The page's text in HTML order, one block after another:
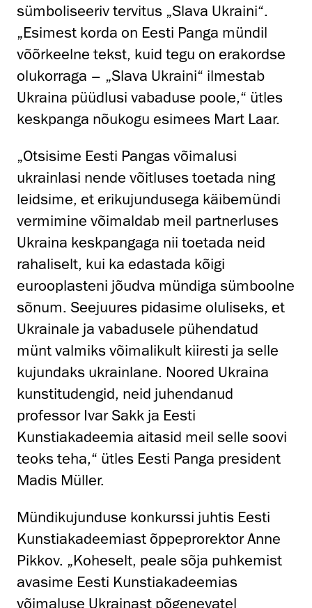
sümboliseeriv tervitus „Slava Ukraini“.
„Esimest korda on Eesti Panga mündil
võõrkeelne tekst, kuid tegu on erakordse
olukorraga – „Slava Ukraini“ ilmestab
Ukraina püüdlusi vabaduse poole,“ ütles
keskpanga nõukogu esimees Mart Laar.
„Otsisime Eesti Pangas võimalusi
ukrainlasi nende võitluses toetada ning
leidsime, et erikujundusega käibemündi
vermimine võimaldab meil partnerluses
Ukraina keskpangaga nii toetada neid
rahaliselt, kui ka edastada kõigi
eurooplasteni jõudva mündiga sümboolne
sõnum. Seejuures pidasime oluliseks, et
Ukrainale ja vabadusele pühendatud
münt valmiks võimalikult kiiresti ja selle
kujundaks ukrainlane. Noored Ukraina
kunstitudengid, neid juhendanud
professor Ivar Sakk ja Eesti
Kunstiakadeemia aitasid meil selle soovi
teoks teha,“ ütles Eesti Panga president
Madis Müller.
Mündikujunduse konkurssi juhtis Eesti
Kunstiakadeemiast õppeprorektor Anne
Pikkov. „Koheselt, peale sõja puhkemist
avasime Eesti Kunstiakadeemias
võimaluse Ukrainast põgenevatel